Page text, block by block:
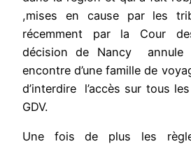
,mises en cause par les
récemment par la Cour
décision de Nancy annule
encontre d’une famille de
d’interdire l’accès sur tous
GDV.
Une fois de plus les